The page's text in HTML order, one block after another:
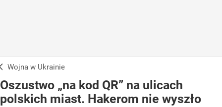
Wojna w Ukrainie
Oszustwo „na kod QR” na ulicach
polskich miast. Hakerom nie wyszło